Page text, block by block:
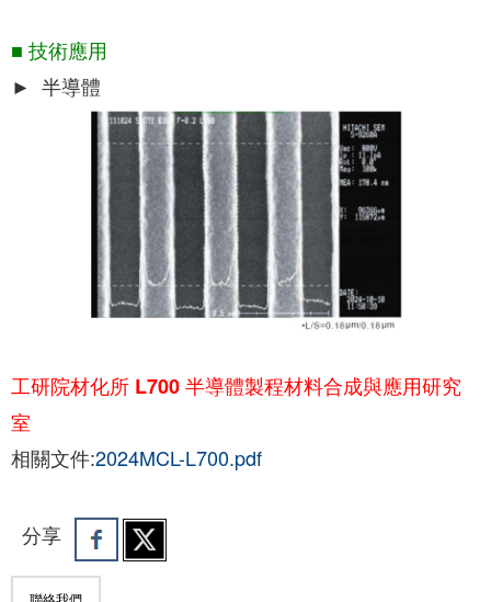
■ 技術應用
► 半導體
工研院材化所 L700 半導體製程材料合成與應用研究
室
相關文件:2024MCL-L700.pdf
分享
聯絡我們